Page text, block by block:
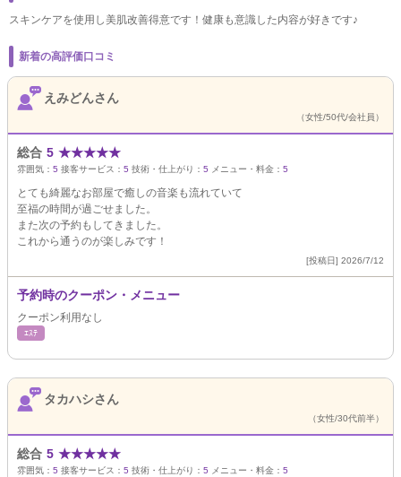
スキンケアを使用し美肌改善得意です！健康も意識した内容が好きです♪
新着の高評価口コミ
えみどんさん
（女性/50代/会社員）
総合 5 ★★★★★
雰囲気： 5 接客サービス： 5 技術・仕上がり： 5 メニュー・料金： 5
とても綺麗なお部屋で癒しの音楽も流れていて
至福の時間が過ごせました。
また次の予約もしてきました。
これから通うのが楽しみです！
[投稿日] 2026/7/12
予約時のクーポン・メニュー
クーポン利用なし
ｴｽﾃ
タカハシさん
（女性/30代前半）
総合 5 ★★★★★
雰囲気： 5 接客サービス： 5 技術・仕上がり： 5 メニュー・料金： 5